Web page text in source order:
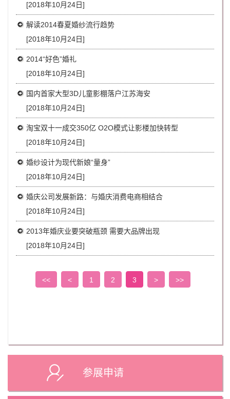
[2018年10月24日]
解读2014春夏婚纱流行趋势
[2018年10月24日]
2014“好色”婚礼
[2018年10月24日]
国内首家大型3D儿童影棚落户江苏海安
[2018年10月24日]
淘宝双十一成交350亿 O2O模式让影楼加快转型
[2018年10月24日]
婚纱设计为现代新娘“量身”
[2018年10月24日]
婚庆公司发展新路：与婚庆消费电商相结合
[2018年10月24日]
2013年婚庆业要突破瓶颈 需要大品牌出现
[2018年10月24日]
<< < 1 2 3 > >>
参展申请